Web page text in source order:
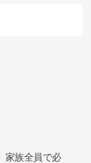
家族全員で必